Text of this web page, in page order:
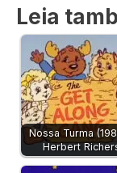
Leia
Nossa Turma
Herbert